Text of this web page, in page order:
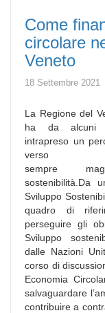
Come
circolare
Veneto
18 Settembre 2021
La Regione del
ha da alcuni
intrapreso un
verso
sempre
sostenibilità.Da
Sviluppo
quadro di
perseguire gli
Sviluppo
dalle Nazioni
corso di
Economia
salvaguardare
contribuire a